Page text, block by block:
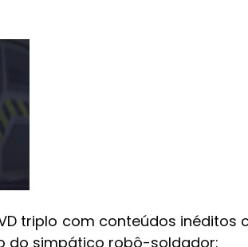
triplo com conteúdos
do simpático robô-soldador: